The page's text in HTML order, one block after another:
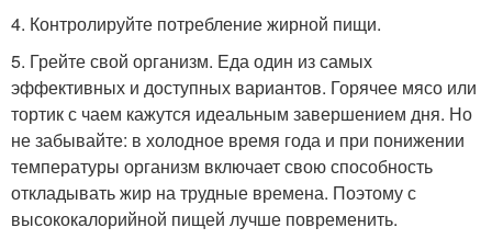
4. Контролируйте потребление жирной пищи.
5. Грейте свой организм. Еда один из самых
эффективных и доступных вариантов. Горячее мясо или
тортик с чаем кажутся идеальным завершением дня. Но
не забывайте: в холодное время года и при понижении
температуры организм включает свою способность
откладывать жир на трудные времена. Поэтому с
высококалорийной пищей лучше повременить.